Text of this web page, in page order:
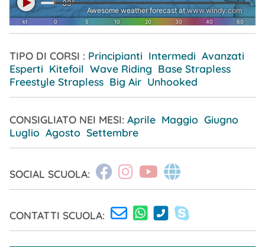
TIPO DI CORSI : Principianti Intermedi Avanzati
Esperti Kitefoil Wave Riding Base Strapless
Freestyle Strapless Big Air Unhooked
CONSIGLIATO NEI MESI: Aprile Maggio Giugno
Luglio Agosto Settembre
SOCIAL SCUOLA:
CONTATTI SCUOLA: